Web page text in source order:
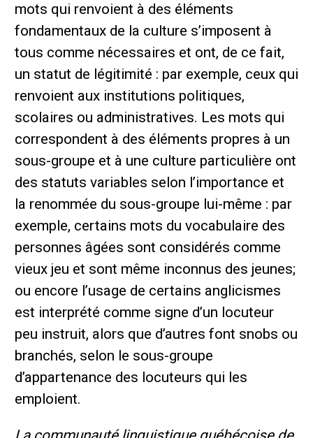
mots qui renvoient à des éléments
fondamentaux de la culture s’imposent à
tous comme nécessaires et ont, de ce fait,
un statut de légitimité : par exemple, ceux qui
renvoient aux institutions politiques,
scolaires ou administratives. Les mots qui
correspondent à des éléments propres à un
sous-groupe et à une culture particulière ont
des statuts variables selon l’importance et
la renommée du sous-groupe lui-même : par
exemple, certains mots du vocabulaire des
personnes âgées sont considérés comme
vieux jeu et sont même inconnus des jeunes;
ou encore l’usage de certains anglicismes
est interprété comme signe d’un locuteur
peu instruit, alors que d’autres font snobs ou
branchés, selon le sous-groupe
d’appartenance des locuteurs qui les
emploient.